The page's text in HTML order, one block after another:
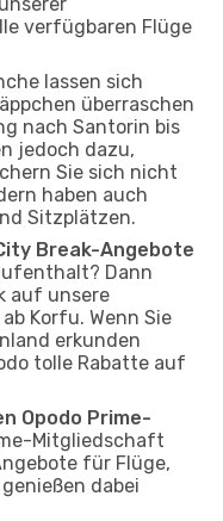
verfügbaren Flüge
lassen sich
überraschen
nach Santorin bis
jedoch dazu,
Sie sich nicht
haben auch
Sitzplätzen.
Break-Angebote
Dann
auf unsere
ab Korfu. Wenn Sie
erkunden
tolle Rabatte auf
Opodo Prime-
Mitgliedschaft
für Flüge,
dabei